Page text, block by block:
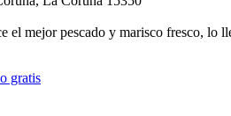
el mejor pescado y marisco fresco, lo